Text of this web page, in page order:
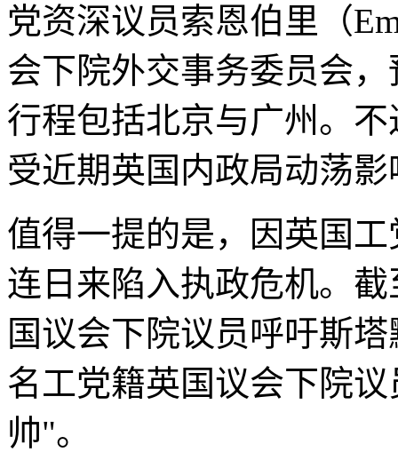
党资深议员索恩伯里（
会下院外交事务委员会
行程包括北京与广州。
受近期英国内政局动荡
值得一提的是，因英国
连日来陷入执政危机。
国议会下院议员呼吁斯
名工党籍英国议会下院
帅"。